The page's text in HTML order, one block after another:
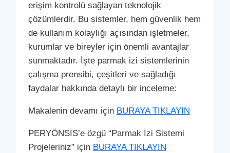
erişim kontrolü sağlayan teknolojik
çözümlerdir. Bu sistemler, hem güvenlik hem
de kullanım kolaylığı açısından işletmeler,
kurumlar ve bireyler için önemli avantajlar
sunmaktadır. İşte parmak izi sistemlerinin
çalışma prensibi, çeşitleri ve sağladığı
faydalar hakkında detaylı bir inceleme:
Makalenin devamı için BURAYA TIKLAYIN
PERYÖNSİS’e özgü “Parmak İzi Sistemi
Projeleriniz” için BURAYA TIKLAYIN